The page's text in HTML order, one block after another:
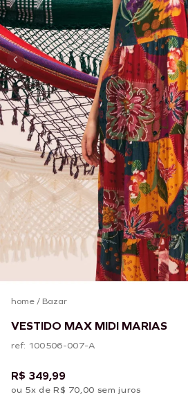
home/ Bazar
VESTIDO MAX MIDI MARIAS
ref: 100506-007-A
R$ 349,99
ou 5x de R$ 70,00 sem juros